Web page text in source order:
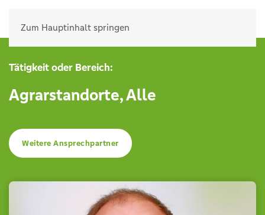
Zum Hauptinhalt springen
Tätigkeit oder Bereich:
Agrarstandorte,Alle
Weitere Ansprechpartner